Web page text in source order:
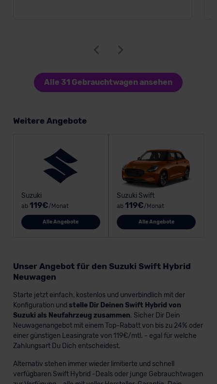
Alle 31 Gebrauchtwagen ansehen
Weitere Angebote
Suzuki
ab 119€/Monat
Alle Angebote
Suzuki Swift
ab 119€/Monat
Alle Angebote
Unser Angebot für den Suzuki Swift Hybrid
Neuwagen
Starte jetzt einfach, kostenlos und unverbindlich mit der
Konfiguration und stelle Dir Deinen Swift Hybrid von
Suzuki als Neufahrzeug zusammen. Sicher Dir Dein
Neuwagenangebot mit einem Top-Rabatt von bis zu 24% oder
einer günstigen Leasingrate von 119€/mtl. - egal für welche
Zahlungsart Du Dich entscheidest.
Alternativ stehen immer wieder limitierte und schnell
verfügbaren Swift Hybrid -Deals oder junge Gebrauchtwagen